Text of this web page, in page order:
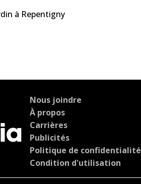
à Repentigny
Nous joindre
À propos
Carrières
Publicités
Politique de confidentialité
Condition d'utilisation